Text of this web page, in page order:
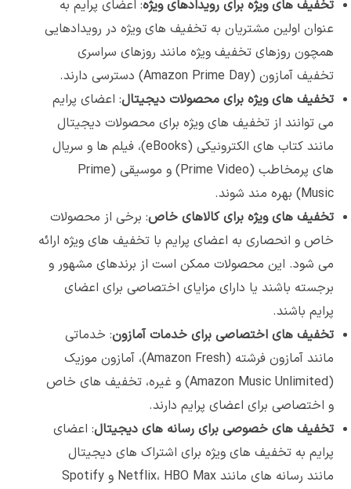
تخفیف های ویژه برای رویدادهای ویژه: اعضای پرایم به
عنوان اولین مشتریان به تخفیف های ویژه در رویدادهایی
همچون روزهای تخفیف ویژه مانند روزهای سراسری
تخفیف آمازون (Amazon Prime Day) دسترسی دارند.
تخفیف های ویژه برای محصولات دیجیتال: اعضای پرایم
می توانند از تخفیف های ویژه برای محصولات دیجیتال
مانند کتاب های الکترونیکی (eBooks)، فیلم ها و سریال
های پرمخاطب (Prime Video) و موسیقی (Prime
Music) بهره مند شوند.
تخفیف های ویژه برای کالاهای خاص: برخی از محصولات
خاص و انحصاری به اعضای پرایم با تخفیف های ویژه ارائه
می شود. این محصولات ممکن است از برندهای مشهور و
برجسته باشند یا دارای مزایای اختصاصی برای اعضای
پرایم باشند.
تخفیف های اختصاصی برای خدمات آمازون: خدماتی
مانند آمازون فرشته (Amazon Fresh)، آمازون موزیک
(Amazon Music Unlimited) و غیره، تخفیف های خاص
و اختصاصی برای اعضای پرایم دارند.
تخفیف های خصوصی برای رسانه های دیجیتال: اعضای
پرایم به تخفیف های ویژه برای اشتراک های دیجیتال
مانند رسانه های مانند Netflix، HBO Max و Spotify